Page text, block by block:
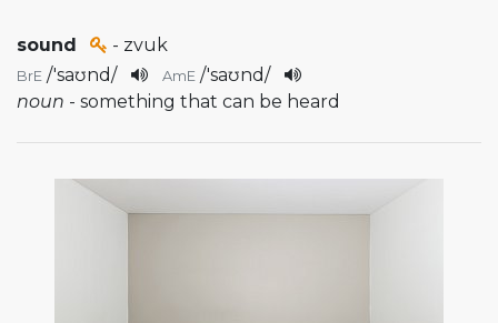
sound - zvuk
BrE /'saʊnd/ AmE /'saʊnd/
noun - something that can be heard